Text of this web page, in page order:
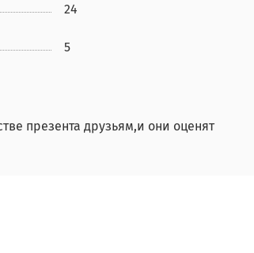
24
5
презента друзьям,и они оценят